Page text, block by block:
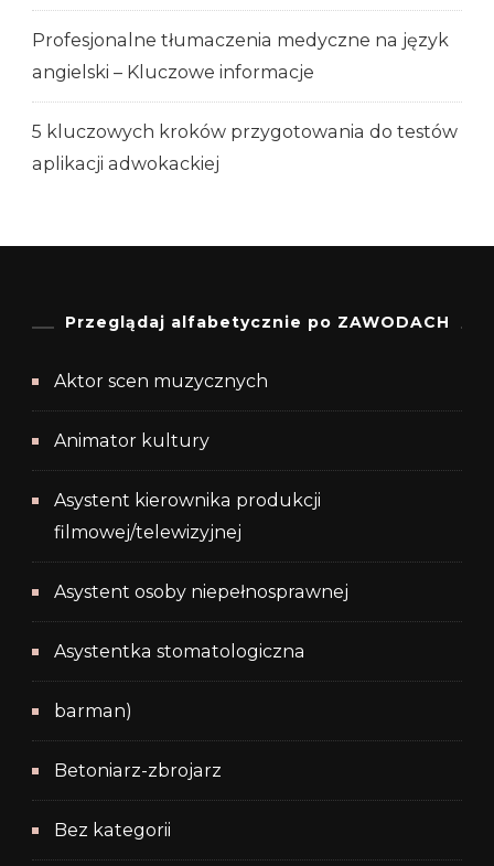
Profesjonalne tłumaczenia medyczne na język
angielski – Kluczowe informacje
5 kluczowych kroków przygotowania do testów
aplikacji adwokackiej
Przeglądaj alfabetycznie po ZAWODACH
Aktor scen muzycznych
Animator kultury
Asystent kierownika produkcji
filmowej/telewizyjnej
Asystent osoby niepełnosprawnej
Asystentka stomatologiczna
barman)
Betoniarz-zbrojarz
Bez kategorii